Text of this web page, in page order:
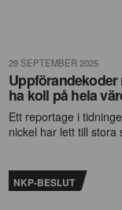
29 SEPTEMBER 2025
Uppförandekoder
ha koll på hela
Ett reportage i
nickel har lett till stora
NKP-BESLUT